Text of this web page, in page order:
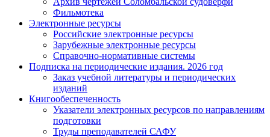
Фильмотека
Электронные ресурсы
Российские электронные ресурсы
Зарубежные электронные ресурсы
Справочно-нормативные системы
Подписка на периодические издания. 2026 год
Заказ учебной литературы и периодических
изданий
Книгообеспеченность
Указатели электронных ресурсов по направлениям
подготовки
Труды преподавателей САФУ